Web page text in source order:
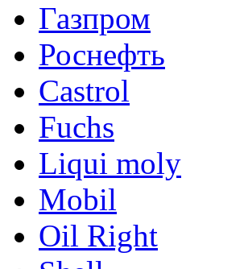
Газпром
Роснефть
Castrol
Fuchs
Liqui moly
Mobil
Oil Right